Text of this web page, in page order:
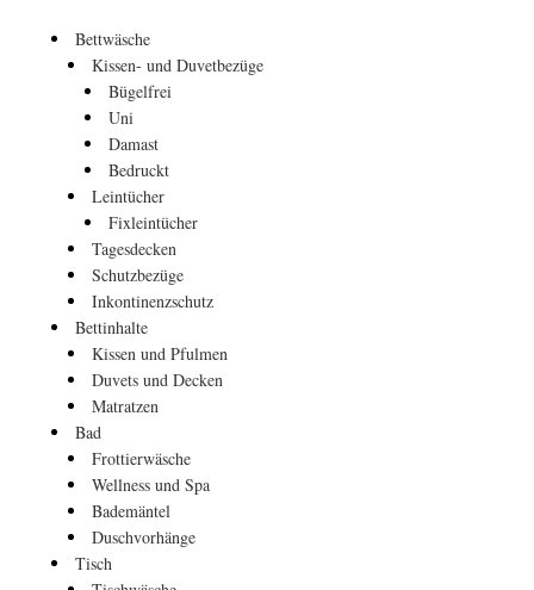
Bettwäsche
Kissen- und Duvetbezüge
Bügelfrei
Uni
Damast
Bedruckt
Leintücher
Fixleintücher
Tagesdecken
Schutzbezüge
Inkontinenzschutz
Bettinhalte
Kissen und Pfulmen
Duvets und Decken
Matratzen
Bad
Frottierwäsche
Wellness und Spa
Bademäntel
Duschvorhänge
Tisch